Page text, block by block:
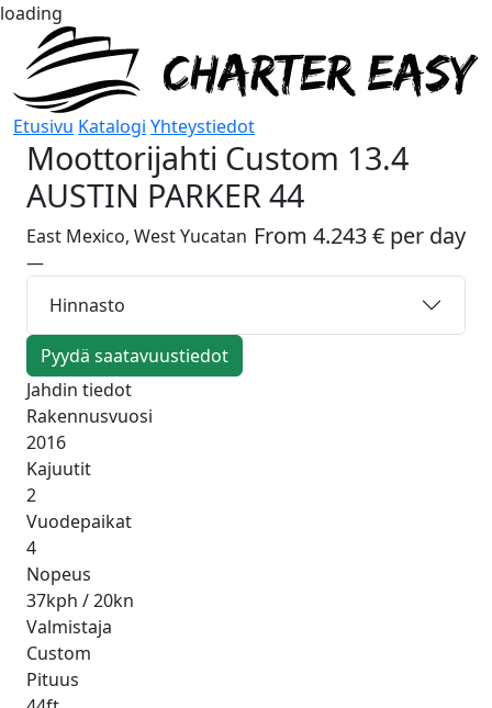
loading
Etusivu Katalogi Yhteystiedot
Moottorijahti Custom 13.4
AUSTIN PARKER 44
From 4.243 € per day
East Mexico, West Yucatan
—
Hinnasto
Pyydä saatavuustiedot
Jahdin tiedot
Rakennusvuosi
2016
Kajuutit
2
Vuodepaikat
4
Nopeus
37kph / 20kn
Valmistaja
Custom
Pituus